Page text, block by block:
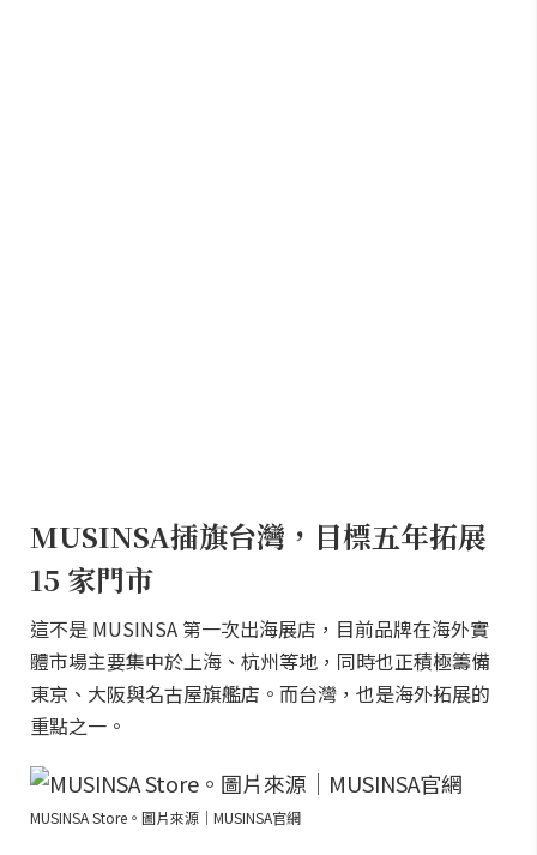
MUSINSA插旗台灣，目標五年拓展
15 家門市
這不是 MUSINSA 第一次出海展店，目前品牌在海外實
體市場主要集中於上海、杭州等地，同時也正積極籌備
東京、大阪與名古屋旗艦店。而台灣，也是海外拓展的
重點之一。
MUSINSA Store。圖片來源｜MUSINSA官網